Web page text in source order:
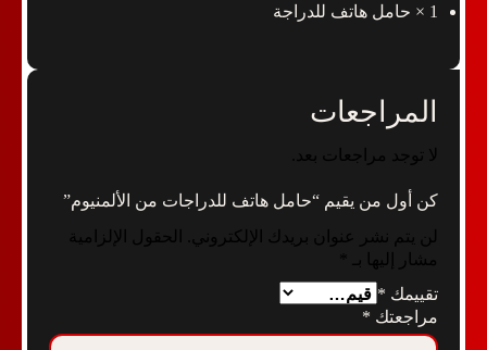
1 × حامل هاتف للدراجة
المراجعات
لا توجد مراجعات بعد.
كن أول من يقيم “حامل هاتف للدراجات من الألمنيوم”
لن يتم نشر عنوان بريدك الإلكتروني.
الحقول الإلزامية
مشار إليها بـ
تقييمك *
مراجعتك *